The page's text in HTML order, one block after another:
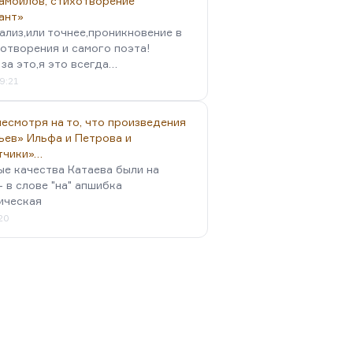
точнее,проникновение в
и самого поэта!
это,я это всегда…
на то, что произведения
Ильфа и Петрова и
качества Катаева были на
в слове "на" апшибка